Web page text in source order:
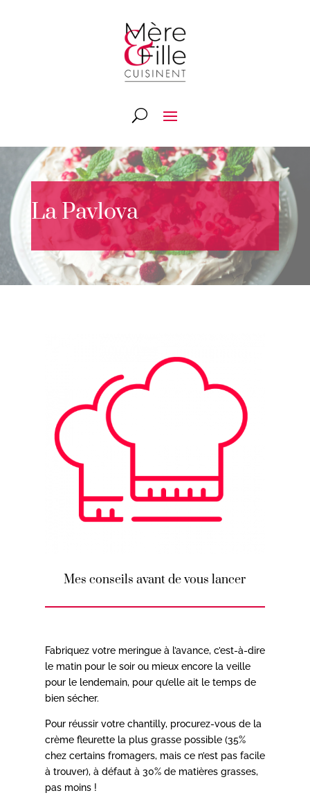
La Pavlova
Mes conseils avant de vous lancer
Fabriquez votre meringue à l’avance, c’est-à-dire
le matin pour le soir ou mieux encore la veille
pour le lendemain, pour qu’elle ait le temps de
bien sécher.
Pour réussir votre chantilly, procurez-vous de la
crème fleurette la plus grasse possible (35%
chez certains fromagers, mais ce n’est pas facile
à trouver), à défaut à 30% de matières grasses,
pas moins !